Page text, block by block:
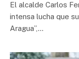
El alcalde Carlos
intensa lucha que
Aragua”,…